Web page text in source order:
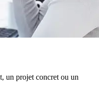
un projet concret ou un